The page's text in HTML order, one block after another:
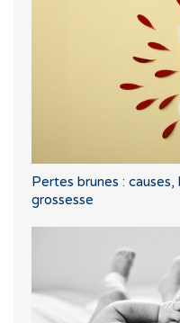
Pertes brunes :
grossesse